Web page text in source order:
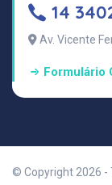
14
Av. Vicente
Formulário
© Copyright 2026 -